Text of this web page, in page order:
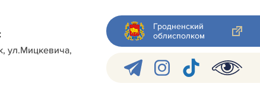
ул.Мицкевича,
Гродненский
облисполком